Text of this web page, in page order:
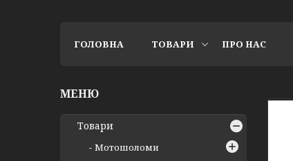
ГОЛОВНА ТОВАРИ ПРО НАС
Товари
Мотошоломи